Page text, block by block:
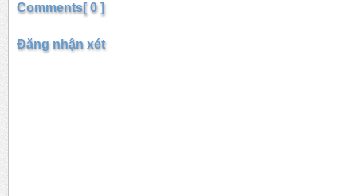
Comments[ 0 ]
Đăng nhận xét